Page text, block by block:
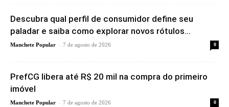
Descubra qual perfil de consumidor define seu
paladar e saiba como explorar novos rótulos...
Manchete Popular - 7 de agosto de 2026 0
PrefCG libera até R$ 20 mil na compra do primeiro
imóvel
Manchete Popular - 7 de agosto de 2026 0